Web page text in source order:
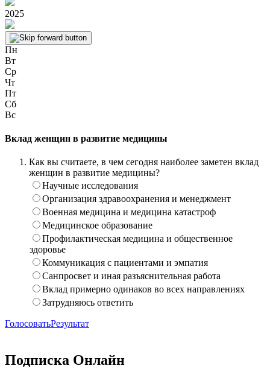
2025
Пн
Вт
Ср
Чт
Пт
Сб
Вс
Вклад женщин в развитие медицины
Как вы считаете, в чем сегодня наиболее заметен вклад
женщин в развитие медицины?
Научные исследования
Организация здравоохранения и менеджмент
Военная медицина и медицина катастроф
Медицинское образование
Профилактическая медицина и общественное
здоровье
Коммуникация с пациентами и эмпатия
Санпросвет и иная разъяснительная работа
Вклад примерно одинаков во всех направлениях
Затрудняюсь ответить
ГолосоватьРезультат
Подписка Онлайн